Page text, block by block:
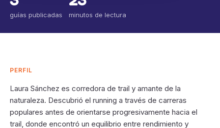
guías publicadas minutos de lectura
PERFIL
Laura Sánchez es corredora de trail y amante de la
naturaleza. Descubrió el running a través de carreras
populares antes de orientarse progresivamente hacia el
trail, donde encontró un equilibrio entre rendimiento y